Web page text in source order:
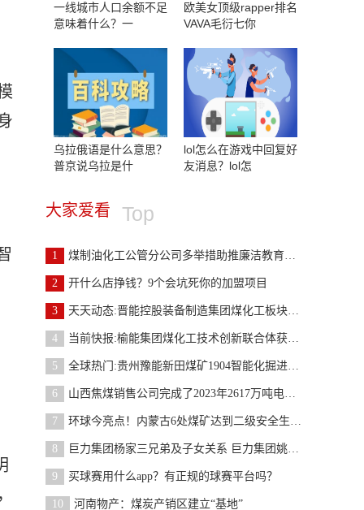
一线城市人口余额不足
意味着什么？一
欧美女顶级rapper排名
VAVA毛衍七你
乌拉俄语是什么意思？
普京说乌拉是什
lol怎么在游戏中回复好
友消息？lol怎
大家爱看 Top
1 煤制油化工公管分公司多举措助推廉洁教育走深走实
2 开什么店挣钱？9个会坑死你的加盟项目
3 天天动态:晋能控股装备制造集团煤化工板块： 多举
4 当前快报:榆能集团煤化工技术创新联合体获批省级创
5 全球热门:贵州豫能新田煤矿1904智能化掘进工作面通
6 山西焦煤销售公司完成了2023年2617万吨电煤中长期合
7 环球今亮点！内蒙古6处煤矿达到二级安全生产标准化
8 巨力集团杨家三兄弟及子女关系 巨力集团姚军战是干
9 买球赛用什么app？有正规的球赛平台吗？
10 河南物产：煤炭产销区建立“基地”